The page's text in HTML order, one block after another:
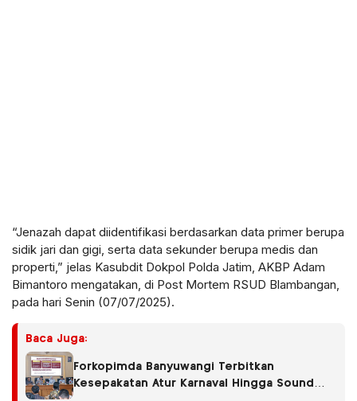
“Jenazah dapat diidentifikasi berdasarkan data primer berupa
sidik jari dan gigi, serta data sekunder berupa medis dan
properti,” jelas Kasubdit Dokpol Polda Jatim, AKBP Adam
Bimantoro mengatakan, di Post Mortem RSUD Blambangan,
pada hari Senin (07/07/2025).
Baca Juga:
Forkopimda Banyuwangi Terbitkan
Kesepakatan Atur Karnaval Hingga Sound